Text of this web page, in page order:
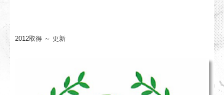
2012取得 ～ 更新